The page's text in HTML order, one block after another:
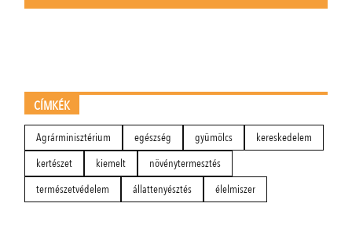
CÍMKÉK
Agrárminisztérium egészség gyümölcs
kereskedelem
kertészet
kiemelt
növénytermesztés
természetvédelem
állattenyésztés élelmiszer